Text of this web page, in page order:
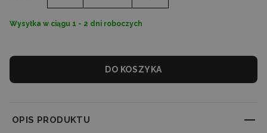
Wysyłka w ciągu 1 - 2 dni roboczych
DO KOSZYKA
OPIS PRODUKTU